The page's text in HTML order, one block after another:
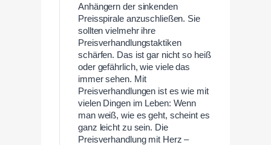
Anhängern der sinkenden
Preisspirale anzuschließen. Sie
sollten vielmehr ihre
Preisverhandlungstaktiken
schärfen. Das ist gar nicht so heiß
oder gefährlich, wie viele das
immer sehen. Mit
Preisverhandlungen ist es wie mit
vielen Dingen im Leben: Wenn
man weiß, wie es geht, scheint es
ganz leicht zu sein. Die
Preisverhandlung mit Herz –